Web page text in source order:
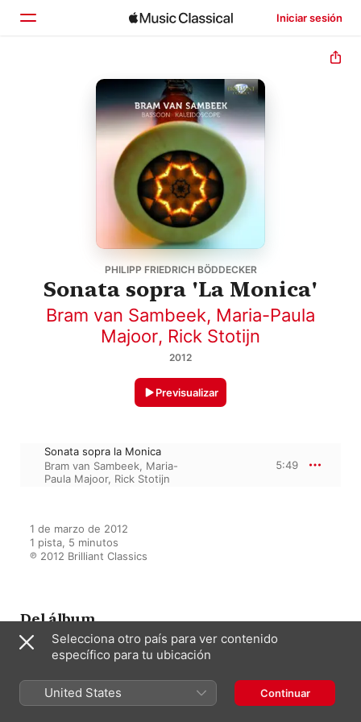
Iniciar sesión
Explorar
PHILIPP FRIEDRICH BÖDDECKER
Sonata sopra 'La Monica'
Bram van Sambeek, Maria-Paula
Majoor, Rick Stotijn
2012
Previsualizar
Sonata sopra la Monica
Bram van Sambeek, Maria-
Paula Majoor, Rick Stotijn
5:49
1 de marzo de 2012
1 pista, 5 minutos
℗ 2012 Brilliant Classics
Del álbum
Bassoon Kaleidoscope
Varios Artistas
Selecciona otro país para ver contenido
específico para tu ubicación
United States Continuar